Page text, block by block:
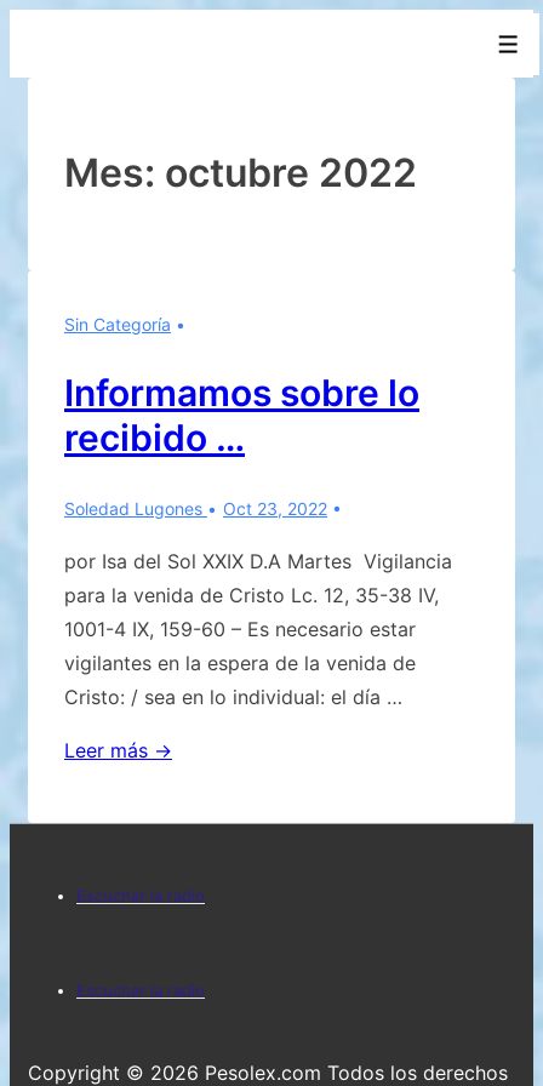
principalMes: octubre 2022
Sin Categoría
Informamos sobre lo
recibido …
Soledad Lugones Oct 23, 2022
por Isa del Sol XXIX D.A Martes Vigilancia
para la venida de Cristo Lc. 12, 35-38 IV,
1001-4 IX, 159-60 – Es necesario estar
vigilantes en la espera de la venida de
Cristo: / sea en lo individual: el día …
Informamos
…
Leer más →
Menú
pie
página
Escuchar la radio
Menú
pie
Escuchar la radio
Copyright © 2026 Pesolex.com Todos los derechos